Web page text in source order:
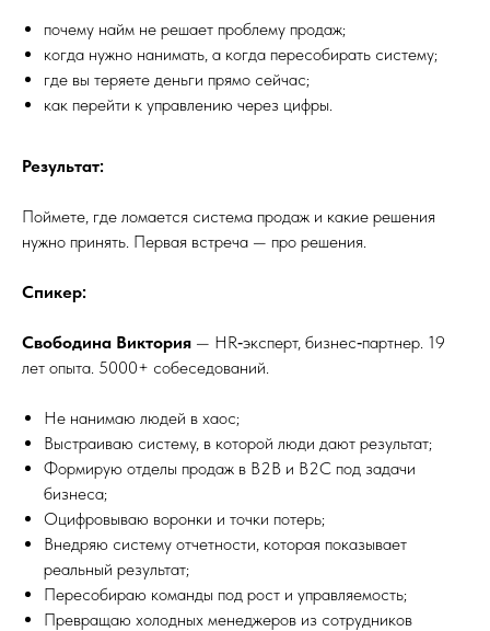
почему найм не решает проблему продаж;
когда нужно нанимать, а когда пересобирать систему;
где вы теряете деньги прямо сейчас;
как перейти к управлению через цифры.
Результат:
Поймете, где ломается система продаж и какие решения
нужно принять. Первая встреча — про решения.
Спикер:
Свободина Виктория — HR‑эксперт, бизнес‑партнер. 19
лет опыта. 5000+ собеседований.
Не нанимаю людей в хаос;
Выстраиваю систему, в которой люди дают результат;
Формирую отделы продаж в B2B и B2C под задачи
бизнеса;
Оцифровываю воронки и точки потерь;
Внедряю систему отчетности, которая показывает
реальный результат;
Пересобираю команды под рост и управляемость;
Превращаю холодных менеджеров из сотрудников